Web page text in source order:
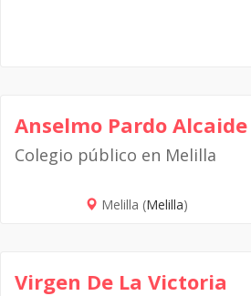
Anselmo Pardo Alcaide
Colegio público en Melilla
Melilla (Melilla)
Virgen De La Victoria